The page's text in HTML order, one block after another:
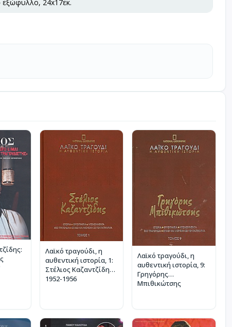
εξώφυλλο, 24x17εκ.
Λαϊκό τραγούδι, η
αυθεντική ιστορία, 1:
Στέλιος Καζαντζίδης:
1952-1956
Λαϊκό τραγούδι, η
αυθεντική ιστορία, 9:
Γρηγόρης
Μπιθικώτσης